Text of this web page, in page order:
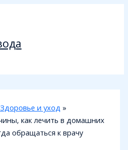
Здоровье и уход
как лечить в домашних
обращаться к врачу